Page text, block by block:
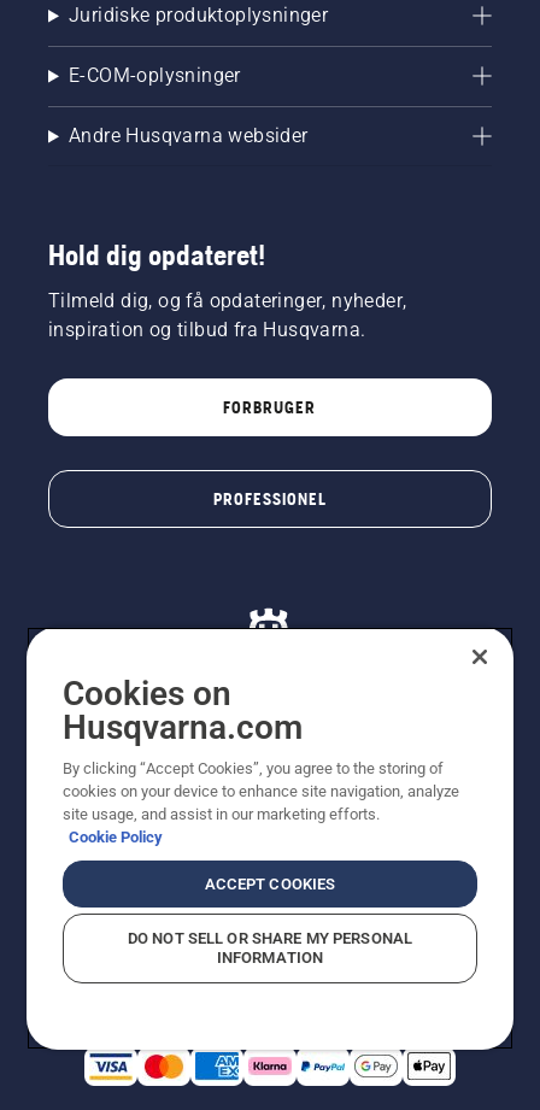
Juridiske produktoplysninger
E-COM-oplysninger
Andre Husqvarna websider
Hold dig opdateret!
Tilmeld dig, og få opdateringer, nyheder,
inspiration og tilbud fra Husqvarna.
FORBRUGER
PROFESSIONEL
viste priser er vejledende udsalgspriser. Der tages
forbehold for stave- og trykfejl samt prisændringer. Vi
stræber efter at have så nøjagtige oplysningerne på
dette websted som muligt. Alle anførte priser er
vejledende udsalgspriser (inkl. moms), medmindre
Bekendtgørelse vedr. beskyttelse af personlige oplysninger
Rapporter formodede overtrædelser
Cookies on
Husqvarna.com
By clicking “Accept Cookies”, you agree to the storing of
cookies on your device to enhance site navigation, analyze
site usage, and assist in our marketing efforts.
Cookie Policy
ACCEPT COOKIES
DO NOT SELL OR SHARE MY PERSONAL
INFORMATION